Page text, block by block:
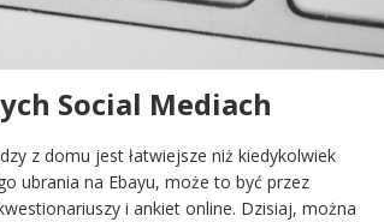
Social Mediach
z domu jest łatwiejsze niż kiedykolwiek
ubrania na Ebayu, może to być przez
i ankiet online. Dzisiaj, można